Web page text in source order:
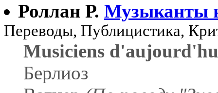
Роллан Р. Музыканты
Переводы, Публицистика,
Musiciens
Берлиоз